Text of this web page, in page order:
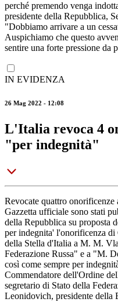
perché premendo venga
presidente della Repubblica,
"Dobbiamo arrivare a un
Auspichiamo che questo
sentire una forte pressione da
IN EVIDENZA
26 Mag 2022 - 12:08
L'Italia revoca 4
"per indegnità"
Revocate quattro
Gazzetta ufficiale sono stati
della Repubblica su proposta
per indegnita' l'onorificenza
della Stella d'Italia a M. M.
Federazione Russa" e a "M.
così come sempre per
Commendatore dell'Ordine
segretario di Stato della
Leonidovich, presidente della